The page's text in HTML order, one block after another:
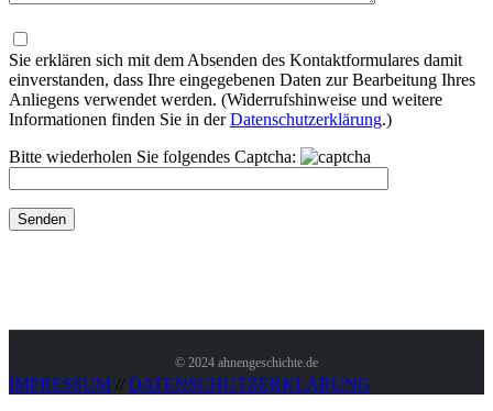
lasse
dieses
Feld
leer.
Sie erklären sich mit dem Absenden des Kontaktformulares damit
einverstanden, dass Ihre eingegebenen Daten zur Bearbeitung Ihres
Anliegens verwendet werden. (Widerrufshinweise und weitere
Informationen finden Sie in derDatenschutzerklärung.)
Bitte wiederholen Sie folgendes Captcha:
© 2024 ahnengeschichte.de
IMPRESSUM // DATENSCHUTZERKLÄRUNG